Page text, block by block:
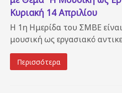
Κυριακή 14 Απριλίου
Η 1η Ημερίδα του ΣΜΒΕ είναι
μουσική ως εργασιακό
Περισσότερα